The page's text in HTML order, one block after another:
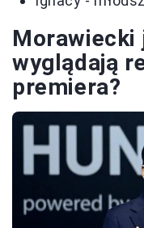
Morawiecki
wyglądają
premiera?